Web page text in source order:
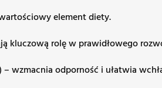
element diety.
kluczową rolę w prawidłowego
wzmacnia odporność i ułatwia